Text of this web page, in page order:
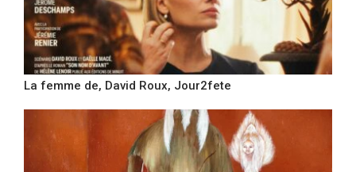
La femme de, David Roux, Jour2fete